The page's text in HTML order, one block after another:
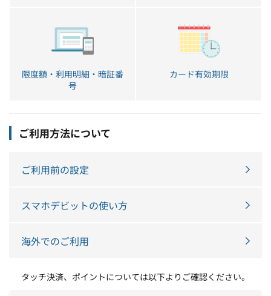
限度額・利用明細・暗証番
号
カード有効期限
ご利用方法について
ご利用前の設定
スマホデビットの使い方
海外でのご利用
タッチ決済、ポイントについては以下よりご確認ください。